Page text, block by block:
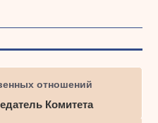
отношений
Комитета